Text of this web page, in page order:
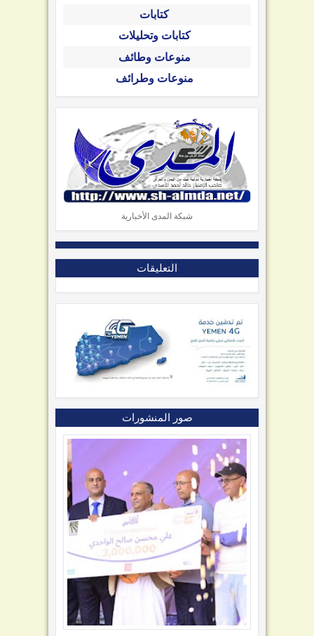
كتابات
كتابات وتحليلات
منوعات وطائف
منوعات وطرائف
شبكة المدى الأخبارية
التعليقات
صور المنشورات